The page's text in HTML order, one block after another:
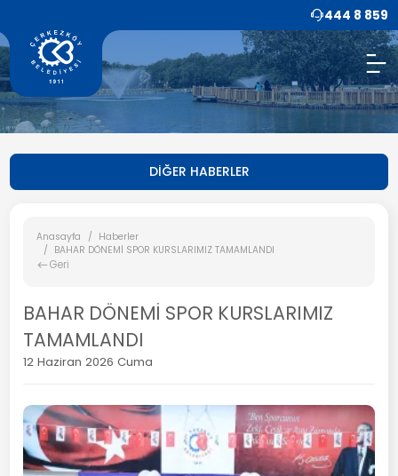
444 8 859
DİĞER HABERLER
Anasayfa
Haberler
BAHAR DÖNEMİ SPOR KURSLARIMIZ TAMAMLANDI
Geri
BAHAR DÖNEMİ SPOR KURSLARIMIZ
TAMAMLANDI
12 Haziran 2026 Cuma